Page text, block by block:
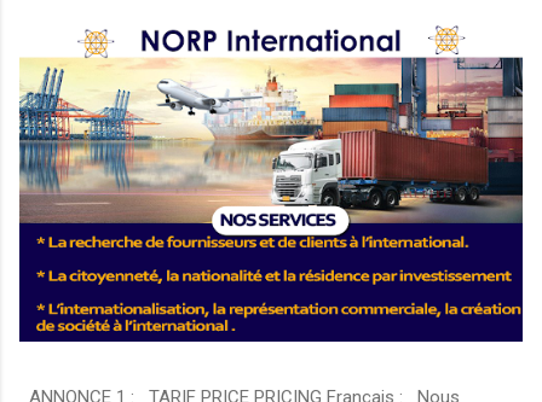
ANNONCE 1 : TARIF PRICE PRICING Français : Nous